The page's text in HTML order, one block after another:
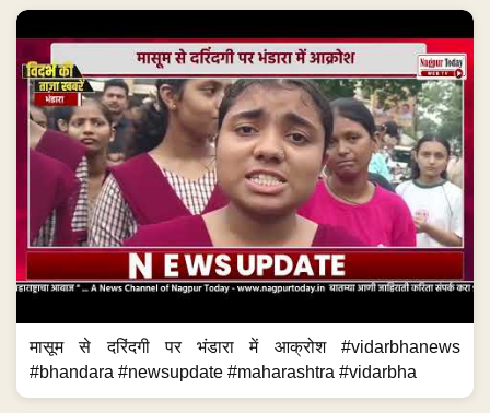
मासूम से दरिंदगी पर भंडारा में आक्रोश #vidarbhanews
#bhandara #newsupdate #maharashtra #vidarbha